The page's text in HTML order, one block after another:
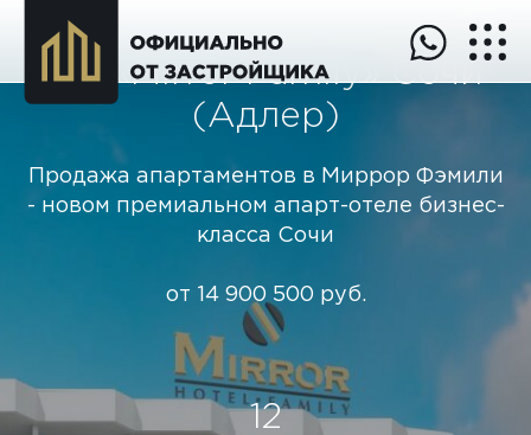
АК «Mirror Family» Сочи
(Адлер)
Продажа апартаментов в Миррор Фэмили
- новом премиальном апарт-отеле бизнес-
класса Сочи
от 14 900 500 руб.
12